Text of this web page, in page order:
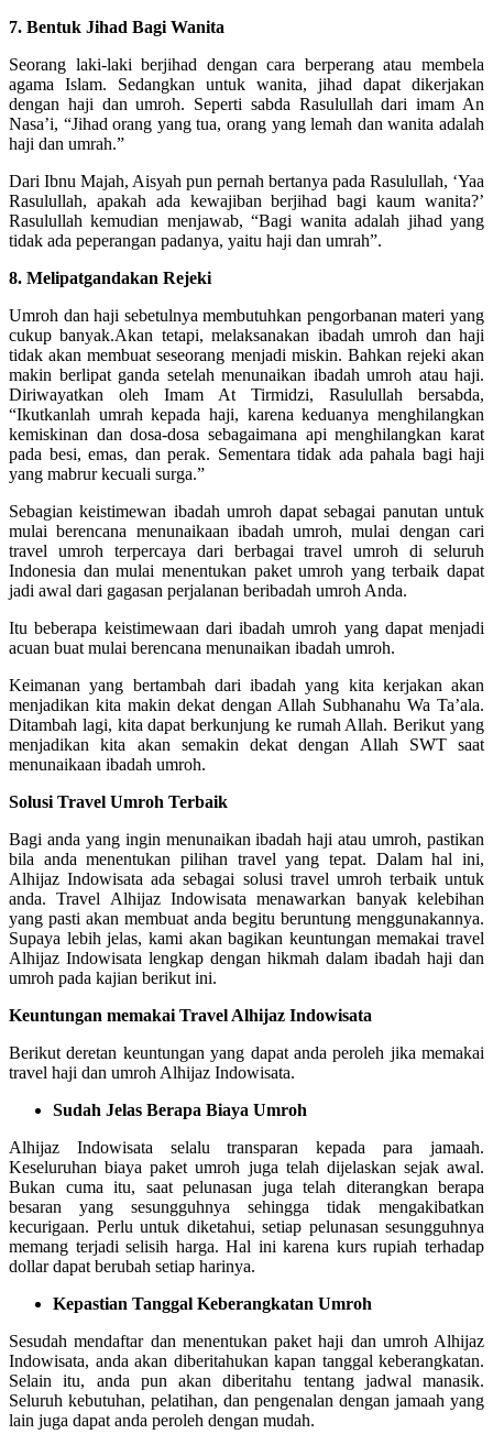
7. Bentuk Jihad Bagi Wanita
Seorang laki-laki berjihad dengan cara berperang atau membela
agama Islam. Sedangkan untuk wanita, jihad dapat dikerjakan
dengan haji dan umroh. Seperti sabda Rasulullah dari imam An
Nasa’i, “Jihad orang yang tua, orang yang lemah dan wanita adalah
haji dan umrah.”
Dari Ibnu Majah, Aisyah pun pernah bertanya pada Rasulullah, ‘Yaa
Rasulullah, apakah ada kewajiban berjihad bagi kaum wanita?’
Rasulullah kemudian menjawab, “Bagi wanita adalah jihad yang
tidak ada peperangan padanya, yaitu haji dan umrah”.
8. Melipatgandakan Rejeki
Umroh dan haji sebetulnya membutuhkan pengorbanan materi yang
cukup banyak.Akan tetapi, melaksanakan ibadah umroh dan haji
tidak akan membuat seseorang menjadi miskin. Bahkan rejeki akan
makin berlipat ganda setelah menunaikan ibadah umroh atau haji.
Diriwayatkan oleh Imam At Tirmidzi, Rasulullah bersabda,
“Ikutkanlah umrah kepada haji, karena keduanya menghilangkan
kemiskinan dan dosa-dosa sebagaimana api menghilangkan karat
pada besi, emas, dan perak. Sementara tidak ada pahala bagi haji
yang mabrur kecuali surga.”
Sebagian keistimewan ibadah umroh dapat sebagai panutan untuk
mulai berencana menunaikaan ibadah umroh, mulai dengan cari
travel umroh terpercaya dari berbagai travel umroh di seluruh
Indonesia dan mulai menentukan paket umroh yang terbaik dapat
jadi awal dari gagasan perjalanan beribadah umroh Anda.
Itu beberapa keistimewaan dari ibadah umroh yang dapat menjadi
acuan buat mulai berencana menunaikan ibadah umroh.
Keimanan yang bertambah dari ibadah yang kita kerjakan akan
menjadikan kita makin dekat dengan Allah Subhanahu Wa Ta’ala.
Ditambah lagi, kita dapat berkunjung ke rumah Allah. Berikut yang
menjadikan kita akan semakin dekat dengan Allah SWT saat
menunaikaan ibadah umroh.
Solusi Travel Umroh Terbaik
Bagi anda yang ingin menunaikan ibadah haji atau umroh, pastikan
bila anda menentukan pilihan travel yang tepat. Dalam hal ini,
Alhijaz Indowisata ada sebagai solusi travel umroh terbaik untuk
anda. Travel Alhijaz Indowisata menawarkan banyak kelebihan
yang pasti akan membuat anda begitu beruntung menggunakannya.
Supaya lebih jelas, kami akan bagikan keuntungan memakai travel
Alhijaz Indowisata lengkap dengan hikmah dalam ibadah haji dan
umroh pada kajian berikut ini.
Keuntungan memakai Travel Alhijaz Indowisata
Berikut deretan keuntungan yang dapat anda peroleh jika memakai
travel haji dan umroh Alhijaz Indowisata.
Sudah Jelas Berapa Biaya Umroh
Alhijaz Indowisata selalu transparan kepada para jamaah.
Keseluruhan biaya paket umroh juga telah dijelaskan sejak awal.
Bukan cuma itu, saat pelunasan juga telah diterangkan berapa
besaran yang sesungguhnya sehingga tidak mengakibatkan
kecurigaan. Perlu untuk diketahui, setiap pelunasan sesungguhnya
memang terjadi selisih harga. Hal ini karena kurs rupiah terhadap
dollar dapat berubah setiap harinya.
Kepastian Tanggal Keberangkatan Umroh
Sesudah mendaftar dan menentukan paket haji dan umroh Alhijaz
Indowisata, anda akan diberitahukan kapan tanggal keberangkatan.
Selain itu, anda pun akan diberitahu tentang jadwal manasik.
Seluruh kebutuhan, pelatihan, dan pengenalan dengan jamaah yang
lain juga dapat anda peroleh dengan mudah.